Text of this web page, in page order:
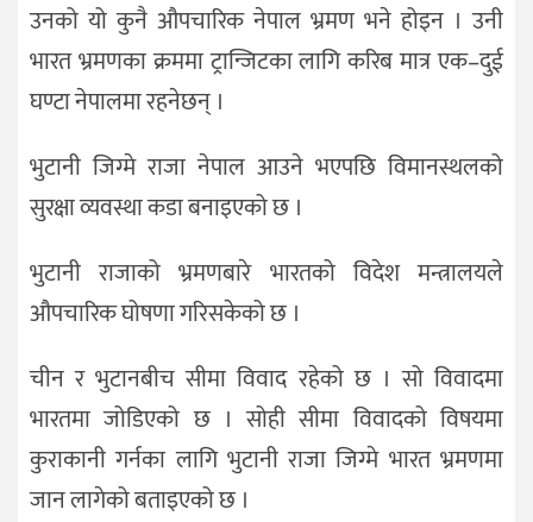
उनको यो कुनै औपचारिक नेपाल भ्रमण भने होइन । उनी
भारत भ्रमणका क्रममा ट्रान्जिटका लागि करिब मात्र एक–दुई
घण्टा नेपालमा रहनेछन् ।
भुटानी जिग्मे राजा नेपाल आउने भएपछि विमानस्थलको
सुरक्षा व्यवस्था कडा बनाइएको छ ।
भुटानी राजाको भ्रमणबारे भारतको विदेश मन्त्रालयले
औपचारिक घोषणा गरिसकेको छ ।
चीन र भुटानबीच सीमा विवाद रहेको छ । सो विवादमा
भारतमा जोडिएको छ । सोही सीमा विवादको विषयमा
कुराकानी गर्नका लागि भुटानी राजा जिग्मे भारत भ्रमणमा
जान लागेको बताइएको छ ।